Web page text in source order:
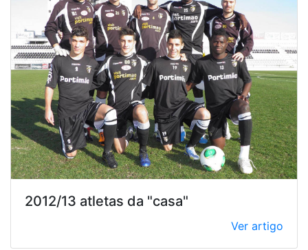
2012/13 atletas da "casa"
Ver artigo